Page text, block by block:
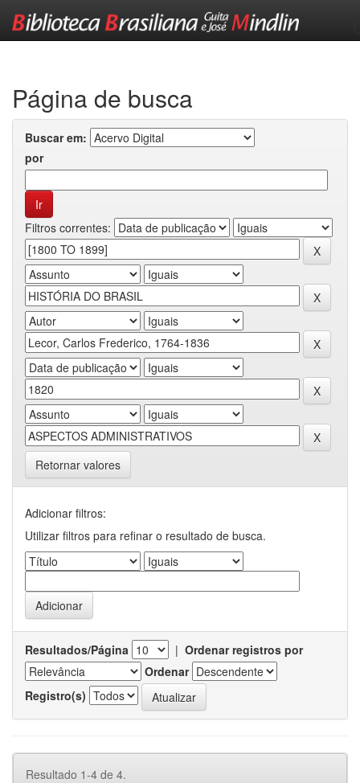
Página de busca
Buscar em:
por
Filtros correntes:
Retornar valores
Adicionar filtros:
Utilizar filtros para refinar o resultado de busca.
Resultados/Página | Ordenar registros por
Ordenar
Registro(s)
Resultado 1-4 de 4.